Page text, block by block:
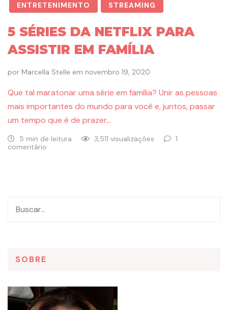
ENTRETENIMENTO
STREAMING
5 SÉRIES DA NETFLIX PARA
ASSISTIR EM FAMÍLIA
por Marcella Stelle em novembro 19, 2020
Que tal maratonar uma série em família? Unir as pessoas
mais importantes do mundo para você e, juntos, passar
um tempo que é de prazer…
5 min de leitura 3,511 visualizações
1
comentário
SOBRE